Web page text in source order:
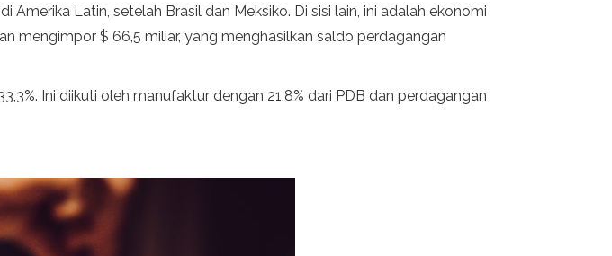
Latin, setelah Brasil dan Meksiko. Di sisi lain, ini adalah ekonomi
mengimpor $ 66,5 miliar, yang menghasilkan saldo perdagangan
Ini diikuti oleh manufaktur dengan 21,8% dari PDB dan perdagangan